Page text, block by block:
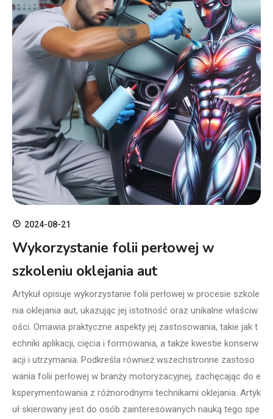
2024-08-21
Wykorzystanie folii perłowej w
szkoleniu oklejania aut
Artykuł opisuje wykorzystanie folii perłowej w procesie szkole
nia oklejania aut, ukazując jej istotność oraz unikalne właściw
ości. Omawia praktyczne aspekty jej zastosowania, takie jak t
echniki aplikacji, cięcia i formowania, a także kwestie konserw
acji i utrzymania. Podkreśla również wszechstronne zastoso
wania folii perłowej w branży motoryzacyjnej, zachęcając do e
ksperymentowania z różnorodnymi technikami oklejania. Artyk
uł skierowany jest do osób zainteresowanych nauką tego spe